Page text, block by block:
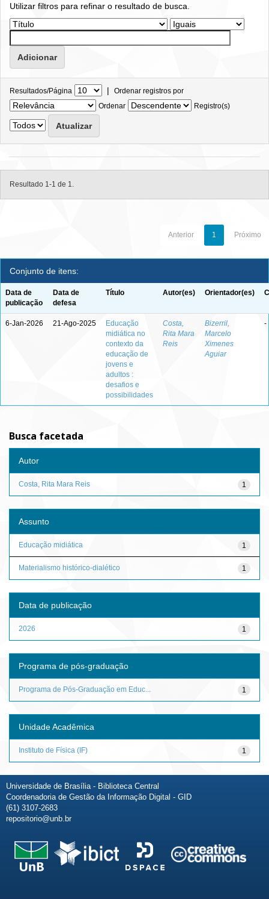
Utilizar filtros para refinar o resultado de busca.
Resultados/Página | Ordenar registros por
Ordenar
Registro(s)
Resultado 1-1 de 1.
Anterior 1 Próximo
Conjunto de itens:
Data de
publicação
Data de
defesa
Título Autor(es) Orientador(es)
6-Jan-2026 21-Ago-2025
Educação
midiática no
contexto da
educação de
jovens e
adultos :
desafios e
possibilidades
Costa,
Rita Mara
Reis
Bizerril,
Marcelo
Ximenes
Aguiar
-
Busca facetada
Autor
1
Costa, Rita Mara Reis
Assunto
1
Educação midiática
1
Materialismo histórico-dialético
Data de publicação
1
2026
Programa de pós-graduação
1
Programa de Pós-Graduação em Educ...
Unidade Acadêmica
1
Instituto de Física (IF)
Universidade de Brasília - Biblioteca Central
Coordenadoria de Gestão da Informação Digital - GID
(61) 3107-2683
repositorio@unb.br